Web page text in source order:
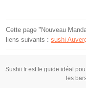
Cette page "Nouveau
liens suivants : sushi
Sushii.fr est le guide idéal
les